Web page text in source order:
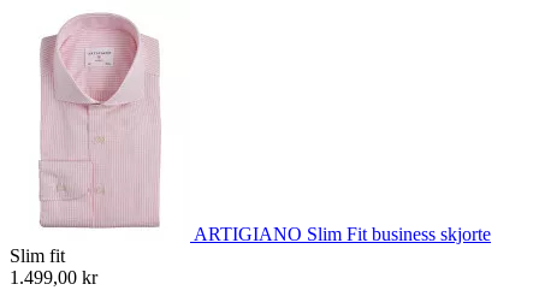
ARTIGIANO Slim Fit business skjorte
Slim fit
1.499,00 kr